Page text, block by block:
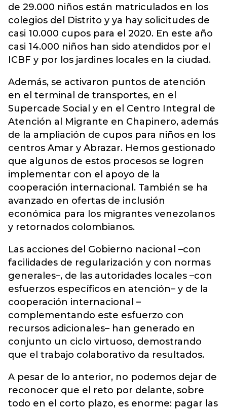
de 29.000 niños están matriculados en los
colegios del Distrito y ya hay solicitudes de
casi 10.000 cupos para el 2020. En este año
casi 14.000 niños han sido atendidos por el
ICBF y por los jardines locales en la ciudad.
Además, se activaron puntos de atención
en el terminal de transportes, en el
Supercade Social y en el Centro Integral de
Atención al Migrante en Chapinero, además
de la ampliación de cupos para niños en los
centros Amar y Abrazar. Hemos gestionado
que algunos de estos procesos se logren
implementar con el apoyo de la
cooperación internacional. También se ha
avanzado en ofertas de inclusión
económica para los migrantes venezolanos
y retornados colombianos.
Las acciones del Gobierno nacional –con
facilidades de regularización y con normas
generales–, de las autoridades locales –con
esfuerzos específicos en atención– y de la
cooperación internacional –
complementando este esfuerzo con
recursos adicionales– han generado en
conjunto un ciclo virtuoso, demostrando
que el trabajo colaborativo da resultados.
A pesar de lo anterior, no podemos dejar de
reconocer que el reto por delante, sobre
todo en el corto plazo, es enorme: pagar las